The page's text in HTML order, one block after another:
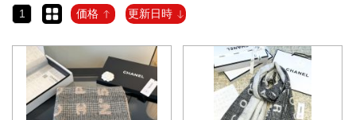
1 価格 更新日時